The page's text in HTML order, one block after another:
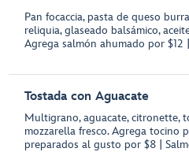
Pan focaccia, pasta de queso
reliquia, glaseado balsámico,
Agrega salmón ahumado por
Tostada con Aguacate
Multigrano, aguacate, citronette,
mozzarella fresco. Agrega tocino
preparados al gusto por $8 |